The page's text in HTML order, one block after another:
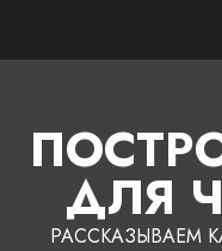
ДЛЯ
РАССКАЗЫВАЕМ